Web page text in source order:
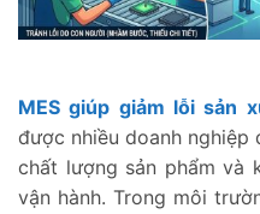
MES giúp giảm lỗi sản
được nhiều doanh nghiệp
chất lượng sản phẩm và
vận hành. Trong môi